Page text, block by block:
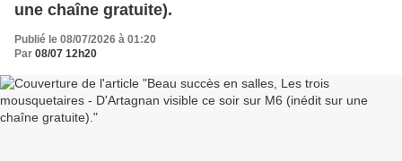
une chaîne gratuite).
Publié le 08/07/2026 à 01:20
Par 08/07 12h20